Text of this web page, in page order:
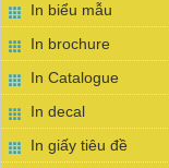
In biểu mẫu
In brochure
In Catalogue
In decal
In giấy tiêu đề